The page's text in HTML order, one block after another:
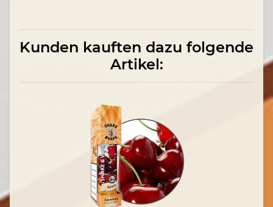
Kunden kauften dazu folgende
Artikel: